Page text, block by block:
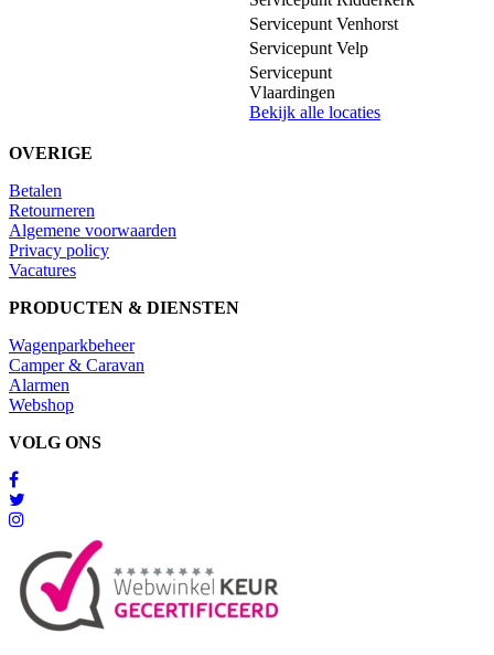
Servicepunt Venhorst
Servicepunt Velp
Servicepunt
Vlaardingen
Bekijk alle locaties
OVERIGE
Betalen
Retourneren
Algemene voorwaarden
Privacy policy
Vacatures
PRODUCTEN & DIENSTEN
Wagenparkbeheer
Camper & Caravan
Alarmen
Webshop
VOLG ONS